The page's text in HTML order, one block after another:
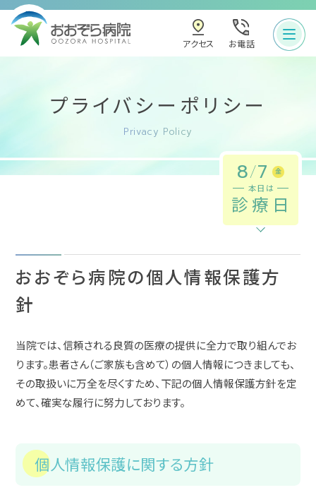
アクセス お電話
プライバシーポリシー
Privacy Policy
8/7 金
本日は
診療日
おおぞら病院の個人情報保護方
針
当院では、信頼される良質の医療の提供に全力で取り組んでお
ります。患者さん（ご家族も含めて）の個人情報につきましても、
その取扱いに万全を尽くすため、下記の個人情報保護方針を定
めて、確実な履行に努力しております。
個人情報保護に関する方針